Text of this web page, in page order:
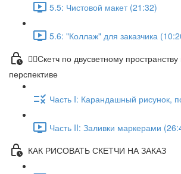
5.5: Чистовой макет (21:32)
5.6: "Коллаж" для заказчика
✍🏼Скетч по двусветному
перспективе
Часть I: Карандашный рисунок,
Часть II: Заливки маркерами
КАК РИСОВАТЬ СКЕТЧИ НА ЗАКАЗ